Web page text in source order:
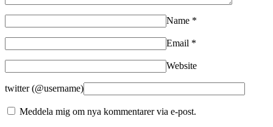
Name *
Email *
Website
twitter (@username)
Meddela mig om nya kommentarer via e-post.